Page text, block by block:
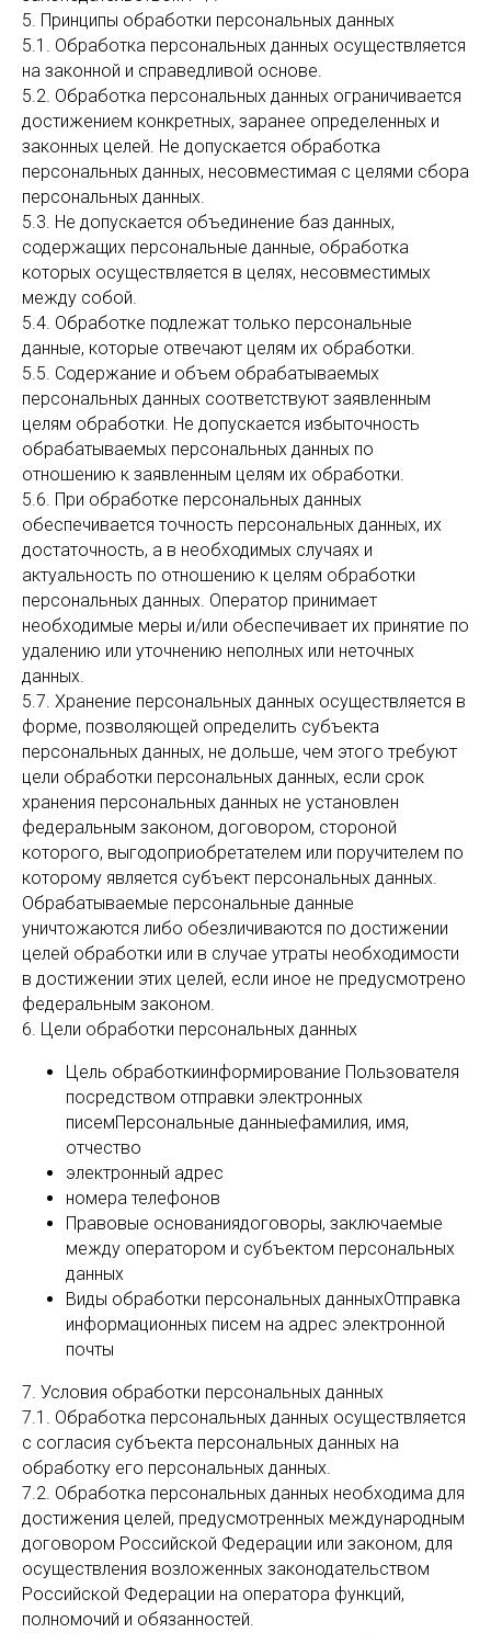
5. Принципы обработки персональных данных
5.1. Обработка персональных данных осуществляется
на законной и справедливой основе.
5.2. Обработка персональных данных ограничивается
достижением конкретных, заранее определенных и
законных целей. Не допускается обработка
персональных данных, несовместимая с целями сбора
персональных данных.
5.3. Не допускается объединение баз данных,
содержащих персональные данные, обработка
которых осуществляется в целях, несовместимых
между собой.
5.4. Обработке подлежат только персональные
данные, которые отвечают целям их обработки.
5.5. Содержание и объем обрабатываемых
персональных данных соответствуют заявленным
целям обработки. Не допускается избыточность
обрабатываемых персональных данных по
отношению к заявленным целям их обработки.
5.6. При обработке персональных данных
обеспечивается точность персональных данных, их
достаточность, а в необходимых случаях и
актуальность по отношению к целям обработки
персональных данных. Оператор принимает
необходимые меры и/или обеспечивает их принятие по
удалению или уточнению неполных или неточных
данных.
5.7. Хранение персональных данных осуществляется в
форме, позволяющей определить субъекта
персональных данных, не дольше, чем этого требуют
цели обработки персональных данных, если срок
хранения персональных данных не установлен
федеральным законом, договором, стороной
которого, выгодоприобретателем или поручителем по
которому является субъект персональных данных.
Обрабатываемые персональные данные
уничтожаются либо обезличиваются по достижении
целей обработки или в случае утраты необходимости
в достижении этих целей, если иное не предусмотрено
федеральным законом.
6. Цели обработки персональных данных
Цель обработкиинформирование Пользователя
посредством отправки электронных
писемПерсональные данныефамилия, имя,
отчество
электронный адрес
номера телефонов
Правовые основаниядоговоры, заключаемые
между оператором и субъектом персональных
данных
Виды обработки персональных данныхОтправка
информационных писем на адрес электронной
почты
7. Условия обработки персональных данных
7.1. Обработка персональных данных осуществляется
с согласия субъекта персональных данных на
обработку его персональных данных.
7.2. Обработка персональных данных необходима для
достижения целей, предусмотренных международным
договором Российской Федерации или законом, для
осуществления возложенных законодательством
Российской Федерации на оператора функций,
полномочий и обязанностей.